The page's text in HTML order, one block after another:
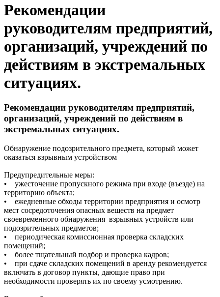
Рекомендации
руководителям предприятий,
организаций, учреждений по
действиям в экстремальных
ситуациях.
Рекомендации руководителям предприятий,
организаций, учреждений по действиям в
экстремальных ситуациях.
Обнаружение подозрительного предмета, который может
оказаться взрывным устройством
Предупредительные меры:
• ужесточение пропускного режима при входе (въезде) на
территорию объекта;
• ежедневные обходы территории предприятия и осмотр
мест сосредоточения опасных веществ на предмет
своевременного обнаружения взрывных устройств или
подозрительных предметов;
• периодическая комиссионная проверка складских
помещений;
• более тщательный подбор и проверка кадров;
• при сдаче складских помещений в аренду рекомендуется
включать в договор пункты, дающие право при
необходимости проверять их по своему усмотрению.